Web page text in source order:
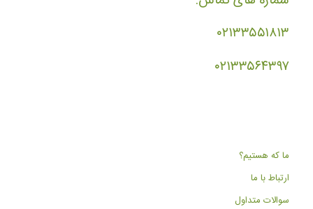
۰۲۱۳۳۵۵۱۸۱۳
۰۲۱۳۳۵۶۴۳۹۷
ما که هستیم؟
ارتباط با ما
سوالات متداول